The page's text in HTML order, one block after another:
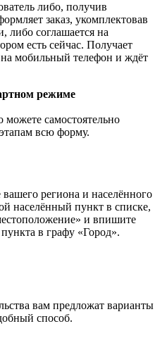
либо, получив
заказ, укомплектовав
либо соглашается на
есть сейчас. Получает
мобильный телефон и ждёт
режиме
самостоятельно
всю форму.
региона и населённого
населённый пункт в списке,
и впишите
в графу «Город».
вам предложат варианты
способ.